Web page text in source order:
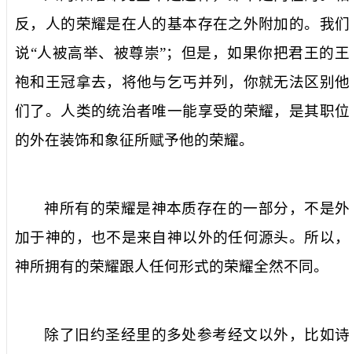
反，人的荣耀是在人的基本存在之外附加的。我们
说“人被高举、被尊崇”；但是，如果你把君王的王
袍和王冠拿去，将他与乞丐并列，你就无法区别他
们了。人类的统治者唯一能享受的荣耀，是其职位
的外在装饰和象征所赋予他的荣耀。
神所有的荣耀是神本质存在的一部分，不是外
加于神的，也不是来自神以外的任何源头。所以，
神所拥有的荣耀跟人任何形式的荣耀全然不同。
除了旧约圣经里的多处参考经文以外，比如诗